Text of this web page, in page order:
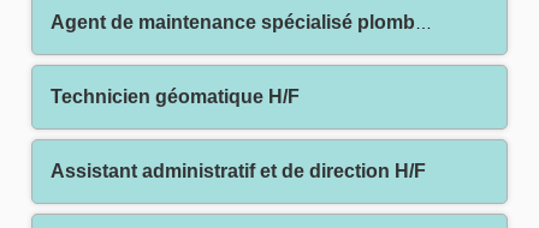
Technicien géomatique H/F
Assistant administratif et de direction H/F